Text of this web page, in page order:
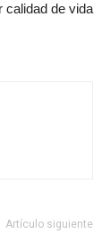
calidad de vida
Artículo siguiente